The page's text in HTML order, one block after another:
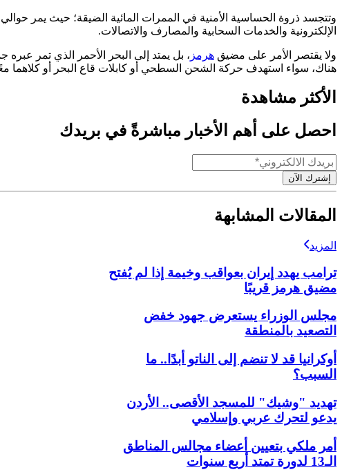
وتتجسد ذروة الحساسية الأمنية في الممرات المائية الضيقة؛ حيث يمر
الإلكترونية والخدمات السحابية والمصارف والاتصالات.
ولا يقتصر الأمر على مضيق هرمز ، بل يمتد إلى البحر الأحمر الذي تمر عبره
هناك، سواء استهدف حركة الشحن السطحي أو كابلات قاع البحر أو كلاهما
الأكثر مشاهدة
احصل على أهم الأخبار مباشرةً في بريدك
إشترك الآن
المقالات المشابهة
المزيد
ترامب يهدد إيران بعواقب وخيمة إذا لم يُفتح
مضيق هرمز قريبًا
مجلس الوزراء يستعرض جهود خفض
التصعيد بالمنطقة
أوكرانيا قد لا تنضم إلى الناتو أبدًا.. ما
السبب؟
تهديد "وشيك" للمسجد الأقصى.. الأردن
يدعو لتحرك عربي وإسلامي
أمر ملكي بتعيين أعضاء مجالس المناطق
الـ13 لدورة تمتد أربع سنوات